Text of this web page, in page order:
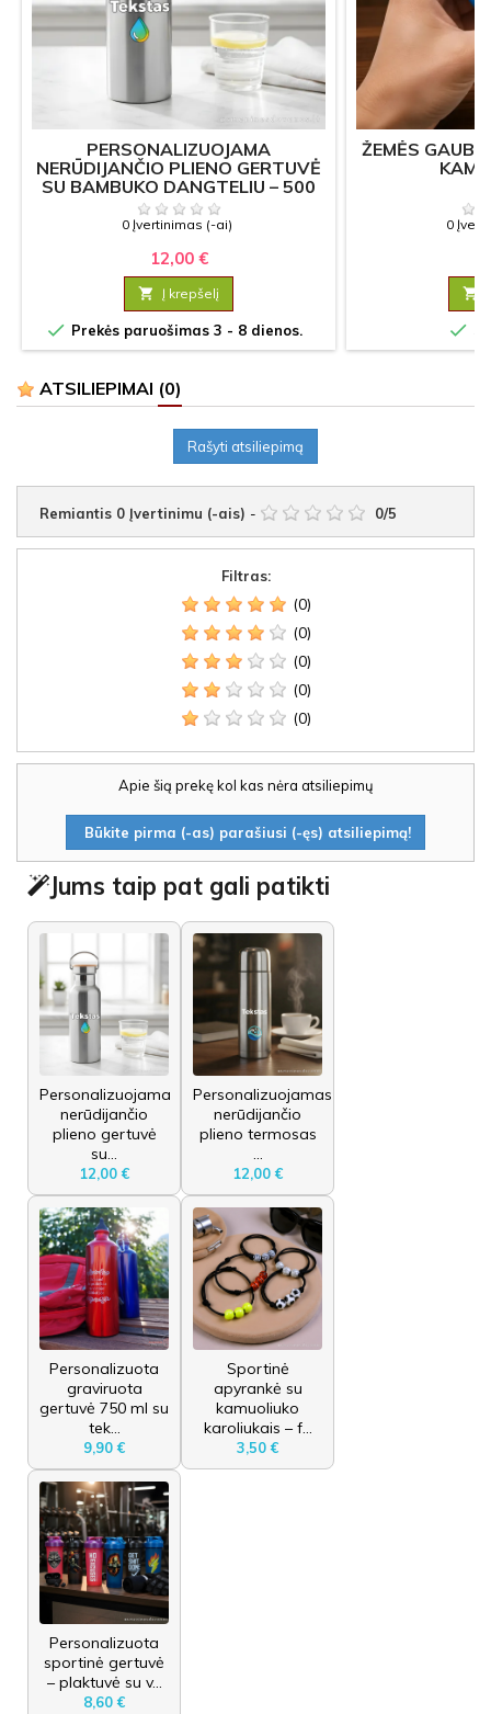
PERSONALIZUOJAMA
NERŪDIJANČIO PLIENO GERTUVĖ
SU BAMBUKO DANGTELIU – 500
ML
0 Įvertinimas (-ai)
12,00 €
 Į krepšelį
 Prekės paruošimas 3 - 8 dienos.
ŽEMĖS
0


ATSILIEPIMAI (0)
Rašyti atsiliepimą
Remiantis 0 Įvertinimu (-ais) - 0/5
Filtras:
(0)
(0)
(0)
(0)
(0)
Apie šią prekę kol kas nėra atsiliepimų
Būkite pirma (-as) parašiusi (-ęs) atsiliepimą!
Jums taip pat gali patikti
Personalizuojama
nerūdijančio
plieno gertuvė
su...
12,00 €
Personalizuojamas
nerūdijančio
plieno termosas
...
12,00 €
Personalizuota
graviruota
gertuvė 750 ml su
tek...
9,90 €
Sportinė
apyrankė su
kamuoliuko
karoliukais – f...
3,50 €
Personalizuota
sportinė gertuvė
– plaktuvė su v...
8,60 €